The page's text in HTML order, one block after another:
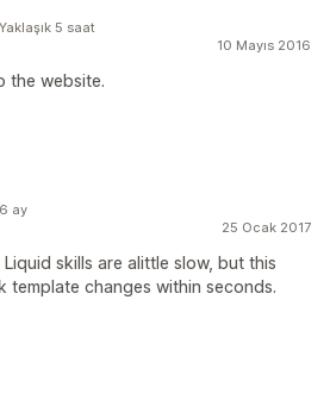
10 Mayıs 2016
the website.
5 saat
25 Ocak 2017
skills are alittle slow, but this
template changes within seconds.
ay